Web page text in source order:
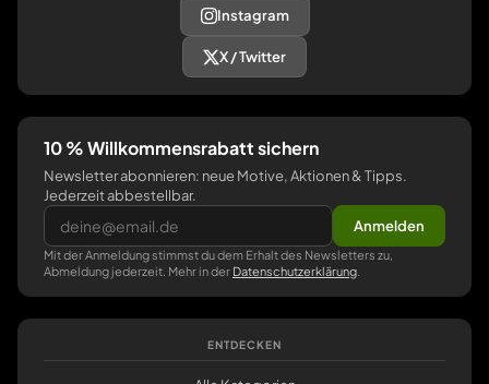
Instagram
X / Twitter
10 % Willkommensrabatt sichern
Newsletter abonnieren: neue Motive, Aktionen & Tipps.
Jederzeit abbestellbar.
Anmelden
Mit der Anmeldung stimmst du dem Erhalt des Newsletters zu,
Abmeldung jederzeit. Mehr in der Datenschutzerklärung
ENTDECKEN